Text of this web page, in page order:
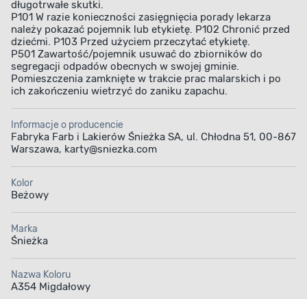
długotrwałe skutki.
P101 W razie konieczności zasięgnięcia porady lekarza
należy pokazać pojemnik lub etykietę. P102 Chronić przed
dziećmi. P103 Przed użyciem przeczytać etykietę.
P501 Zawartość/pojemnik usuwać do zbiorników do
segregacji odpadów obecnych w swojej gminie.
Pomieszczenia zamknięte w trakcie prac malarskich i po
ich zakończeniu wietrzyć do zaniku zapachu.
Informacje o producencie
Fabryka Farb i Lakierów Śnieżka SA, ul. Chłodna 51, 00-867
Warszawa, karty@sniezka.com
Kolor
Beżowy
Marka
Śnieżka
Nazwa Koloru
A354 Migdałowy